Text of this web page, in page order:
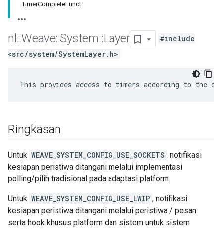
TimerCompleteFunct
nl ::Weave::System::Layer
#include
<src/system/SystemLayer.h>
This provides access to timers according to the
Ringkasan
Untuk WEAVE_SYSTEM_CONFIG_USE_SOCKETS , notifikasi
kesiapan peristiwa ditangani melalui implementasi
polling/pilih tradisional pada adaptasi platform.
Untuk WEAVE_SYSTEM_CONFIG_USE_LWIP , notifikasi
kesiapan peristiwa ditangani melalui peristiwa / pesan
serta hook khusus platform dan sistem untuk sistem